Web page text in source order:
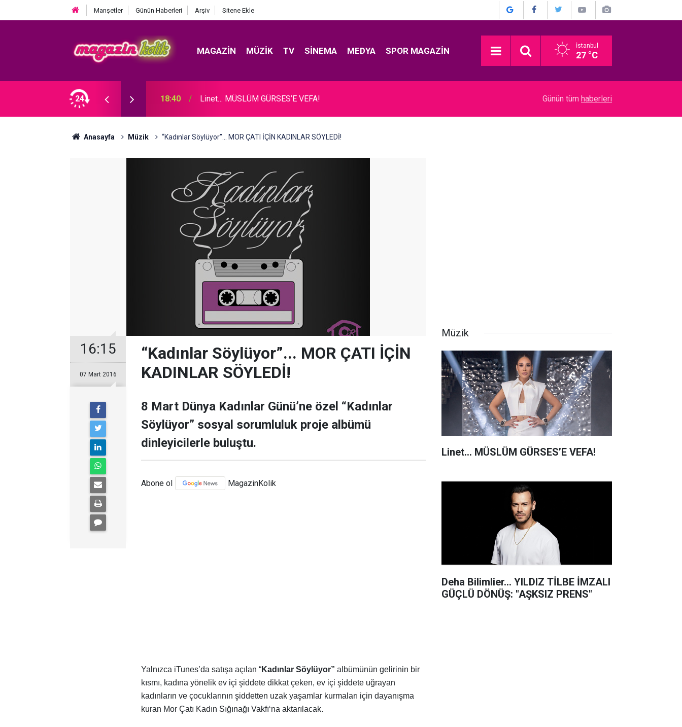
Manşetler Günün Haberleri Arşiv Sitene Ekle
MAGAZIN MÜZIK TV SINEMA MEDYA SPOR MAGAZIN İstanbul
27 °C
24 18:40 Linet… MÜSLÜM GÜRSES’E VEFA! Bergüzar Korel - Halit Ergenç...
Günün tüm haberleri
Anasayfa Müzik “Kadınlar Söylüyor”... MOR ÇATI İÇİN KADINLAR SÖYLEDİ!
16:15
07 Mart 2016
“Kadınlar Söylüyor”... MOR ÇATI İÇİN
KADINLAR SÖYLEDİ!
8 Mart Dünya Kadınlar Günü’ne özel “Kadınlar
Söylüyor” sosyal sorumluluk proje albümü
dinleyicilerle buluştu.
Abone ol MagazinKolik
Yalnızca iTunes’da satışa açılan “Kadınlar Söylüyor” albümünün gelirinin bir
kısmı, kadına yönelik ev içi şiddete dikkat çeken, ev içi şiddete uğrayan
kadınların ve çocuklarının şiddetten uzak yaşamlar kurmaları için dayanışma
kuran Mor Çatı Kadın Sığınağı Vakfı‘na aktarılacak.
Müzik
Linet… MÜSLÜM GÜRSES’E VEFA!
Deha Bilimlier... YILDIZ TİLBE İMZALI
GÜÇLÜ DÖNÜŞ: "AŞKSIZ PRENS"